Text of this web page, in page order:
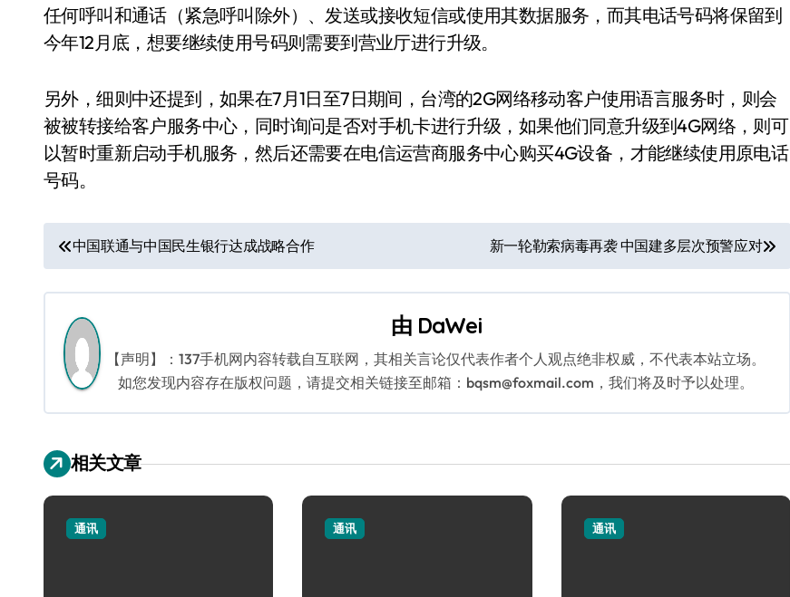
任何呼叫和通话（紧急呼叫除外）、发送或接收短信或使用其数据服务，而其电话号码将保留到
今年12月底，想要继续使用号码则需要到营业厅进行升级。
另外，细则中还提到，如果在7月1日至7日期间，台湾的2G网络移动客户使用语言服务时，则会
被被转接给客户服务中心，同时询问是否对手机卡进行升级，如果他们同意升级到4G网络，则可
以暂时重新启动手机服务，然后还需要在电信运营商服务中心购买4G设备，才能继续使用原电话
号码。
文
章
导
航
中国联通与中国民生银行达成战略合作 新一轮勒索病毒再袭 中国建多层次预警应对
由 DaWei
【声明】：137手机网内容转载自互联网，其相关言论仅代表作者个人观点绝非权威，不代表本站立场。
如您发现内容存在版权问题，请提交相关链接至邮箱：bqsm@foxmail.com，我们将及时予以处理。
相关文章
通讯 通讯 通讯